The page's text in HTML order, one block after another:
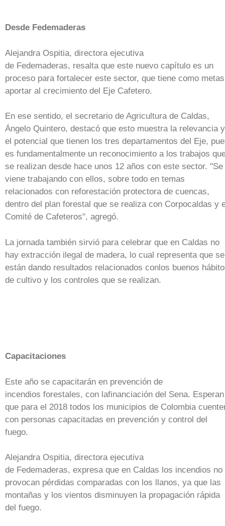
Desde Fedemaderas
Alejandra Ospitia, directora ejecutiva
de Fedemaderas, resalta que este nuevo capítulo es un
proceso para fortalecer este sector, que tiene como metas
aportar al crecimiento del Eje Cafetero.
En ese sentido, el secretario de Agricultura de Caldas,
Ángelo Quintero, destacó que esto muestra la relevancia y
el potencial que tienen los tres departamentos del Eje,
es fundamentalmente un reconocimiento a los trabajos
se realizan desde hace unos 12 años con este sector. "Se
viene trabajando con ellos, sobre todo en temas
relacionados con reforestación protectora de cuencas,
dentro del plan forestal que se realiza con Corpocaldas y
Comité de Cafeteros", agregó.
La jornada también sirvió para celebrar que en Caldas no
hay extracción ilegal de madera, lo cual representa que se
están dando resultados relacionados conlos buenos
de cultivo y los controles que se realizan.
Capacitaciones
Este año se capacitarán en prevención de
incendios forestales, con lafinanciación del Sena. Esperan
que para el 2018 todos los municipios de Colombia
con personas capacitadas en prevención y control del
fuego.
Alejandra Ospitia, directora ejecutiva
de Fedemaderas, expresa que en Caldas los incendios no
provocan pérdidas comparadas con los llanos, ya que las
montañas y los vientos disminuyen la propagación rápida
del fuego.